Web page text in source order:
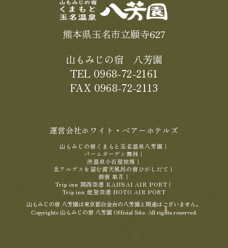
熊本県玉名市立願寺627
山もみじの宿 八芳園
TEL 0968-72-2161
FAX 0968-72-2113
運営会社ホワイト・ベアーホテルズ
山もみじの宿くまもと玉名温泉八芳園 ｜
パームガーデン舞洲 ｜
渋温泉小石屋旅館 ｜
北アルプスを望む露天風呂の宿ひがしだて ｜
御宿 皐月 ｜
Trip inn 関西空港 KANSAI AIR PORT ｜
Trip inn 能登空港 NOTO AIR PORT
山もみじの宿 八芳園は東京都白金台の八芳園と関連はございません。
Copyrightc 山もみじの宿 八芳園 Official Site. All rights reserved.